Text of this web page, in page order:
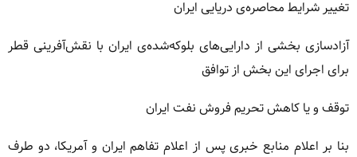
تغییر شرایط محاصره‌ی دریایی ایران
آزادسازی بخشی از دارایی‌های بلوکه‌شده‌ی ایران با نقش‌آفرینی قطر
برای اجرای این بخش از توافق
توقف و یا کاهش تحریم فروش نفت ایران
بنا بر اعلام منابع خبری پس از اعلام تفاهم ایران و آمریکا، دو طرف